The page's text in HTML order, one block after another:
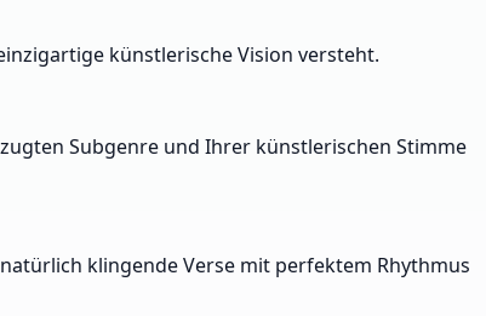
künstlerische Vision versteht.
Subgenre und Ihrer künstlerischen Stimme
klingende Verse mit perfektem Rhythmus